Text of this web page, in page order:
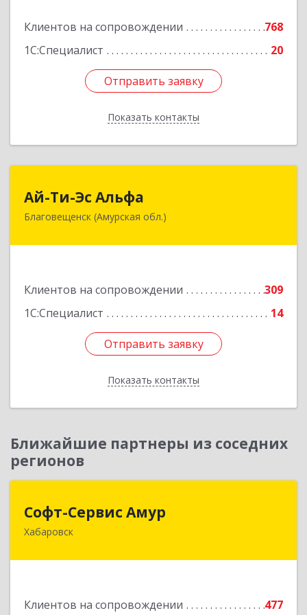
Клиентов на сопровождении
768
1С:Специалист
20
Отправить заявку
Показать контакты
Отправить заявку
Назад
Ай-Ти-Эс Альфа
Благовещенск (Амурская обл.)
Клиентов на сопровождении
309
1С:Специалист
14
Отправить заявку
Показать контакты
675000, Амурская обл, Благовещенск г, Зейская
Отправить заявку
Назад
Ближайшие партнеры из соседних
регионов
Софт-Сервис Амур
Хабаровск
Клиентов на сопровождении 477
680000, Хабаровский край, Хабаровск г,